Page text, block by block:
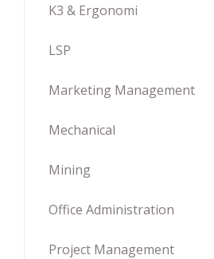
K3 & Ergonomi
LSP
Marketing Management
Mechanical
Mining
Office Administration
Project Management